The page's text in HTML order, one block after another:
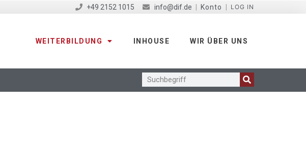
+49 2152 1015 info@dif.de Konto LOG IN
WEITERBILDUNG INHOUSE WIR ÜBER UNS